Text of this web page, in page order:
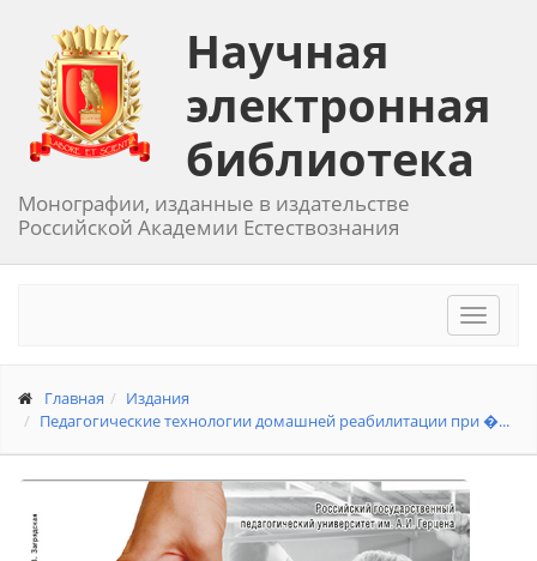
Научная
электронная
библиотека
Монографии, изданные в издательстве
Российской Академии Естествознания
Toggle
Главная
Издания
Педагогические технологии домашней реабилитации при �...